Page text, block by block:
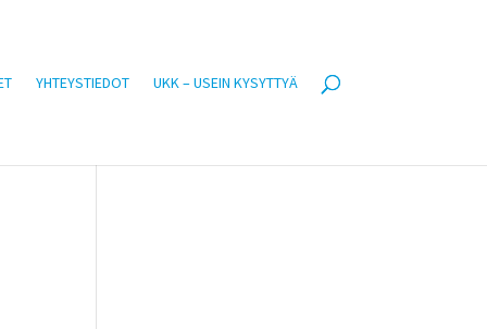
YHTEYSTIEDOT UKK – USEIN KYSYTTYÄ